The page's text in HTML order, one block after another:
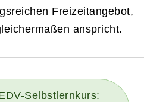
Freizeitangebot,
anspricht.
Selbstlernkurs: